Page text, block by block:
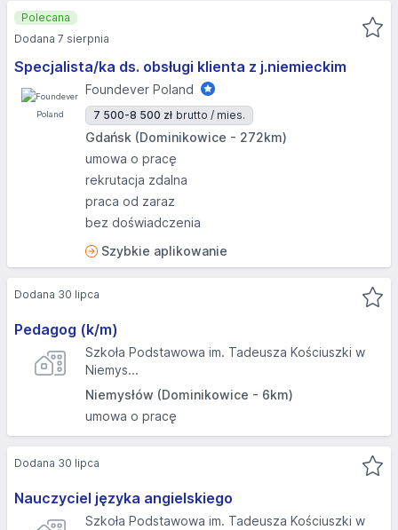
Specjalista/ka ds. obsługi klienta z j.niemieckim
Foundever Poland
7 500-8 500 zł brutto / mies.
Gdańsk (Dominikowice - 272km)
umowa o pracę
rekrutacja zdalna
praca od zaraz
bez doświadczenia
Szybkie aplikowanie
Polecana
Dodana 7 sierpnia
Pedagog (k/m)
Szkoła Podstawowa im. Tadeusza Kościuszki w
Niemys...
Niemysłów (Dominikowice - 6km)
umowa o pracę
Dodana 30 lipca
Nauczyciel języka angielskiego
Szkoła Podstawowa im. Tadeusza Kościuszki w
Dodana 30 lipca